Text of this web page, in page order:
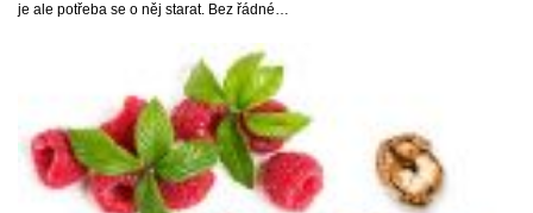
je ale potřeba se o něj starat. Bez řádné…